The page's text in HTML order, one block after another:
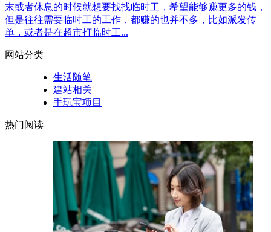
末或者休息的时候就想要找找临时工，希望能够赚更多的钱，
但是往往需要临时工的工作，都赚的也并不多，比如派发传
单，或者是在超市打临时工...
网站分类
生活随笔
建站相关
手玩宝项目
热门阅读